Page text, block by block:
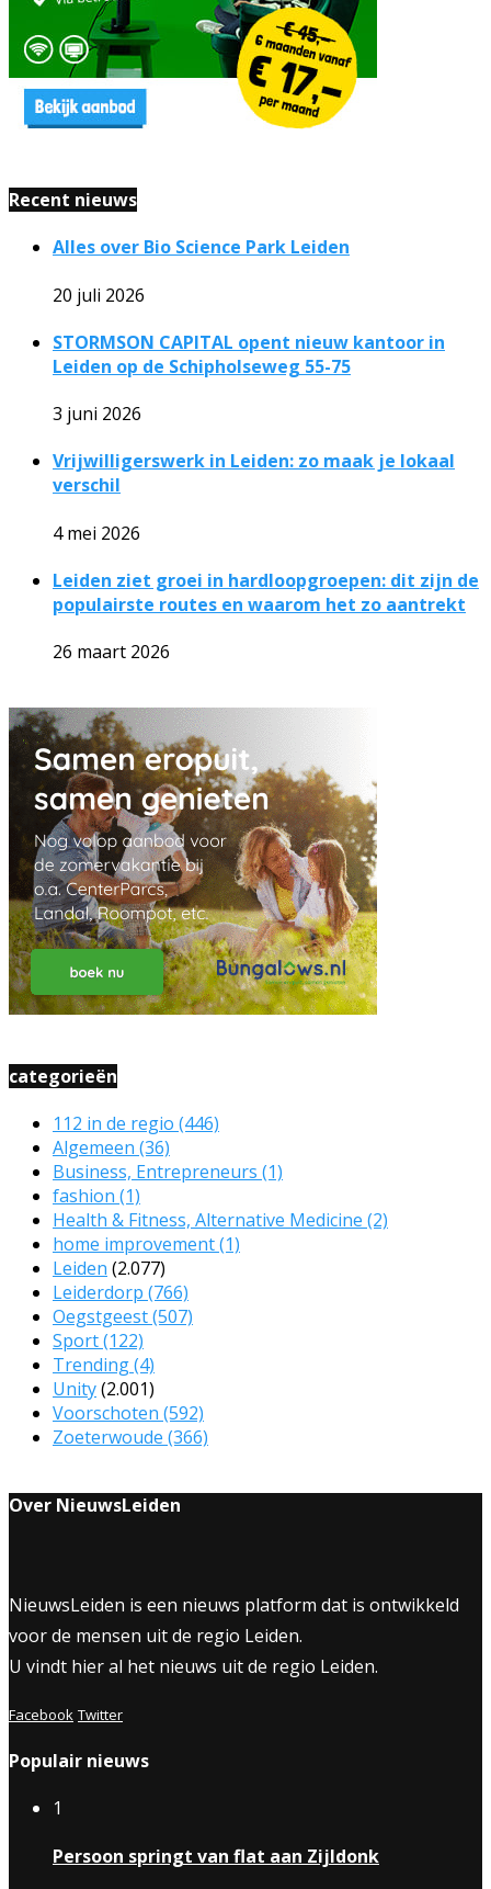
Recent nieuws
Alles over Bio Science Park Leiden
20 juli 2026
STORMSON CAPITAL opent nieuw kantoor in
Leiden op de Schipholseweg 55-75
3 juni 2026
Vrijwilligerswerk in Leiden: zo maak je lokaal
verschil
4 mei 2026
Leiden ziet groei in hardloopgroepen: dit zijn de
populairste routes en waarom het zo aantrekt
26 maart 2026
categorieën
112 in de regio (446)
Algemeen (36)
Business, Entrepreneurs (1)
fashion (1)
Health & Fitness, Alternative Medicine (2)
home improvement(1)
Leiden (2.077)
Leiderdorp (766)
Oegstgeest(507)
Sport(122)
Trending(4)
Unity(2.001)
Voorschoten (592)
Zoeterwoude (366)
Over NieuwsLeiden
NieuwsLeiden is een nieuws platform dat is ontwikkeld
voor de mensen uit de regio Leiden.
U vindt hier al het nieuws uit de regio Leiden.
Facebook Twitter
Populair nieuws
1
Persoon springt van flat aan Zijldonk